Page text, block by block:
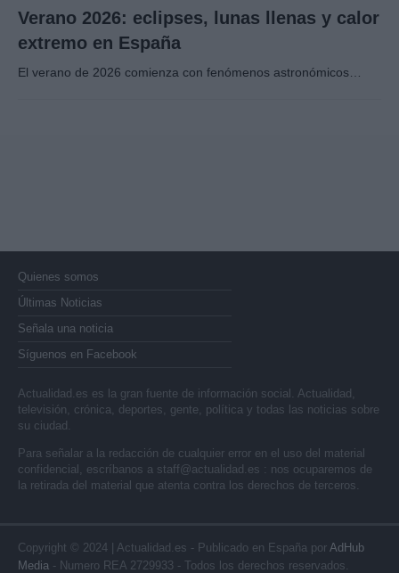
Verano 2026: eclipses, lunas llenas y calor
extremo en España
El verano de 2026 comienza con fenómenos astronómicos…
Quienes somos
Últimas Noticias
Señala una noticia
Síguenos en Facebook
Actualidad.es es la gran fuente de información social. Actualidad,
televisión, crónica, deportes, gente, política y todas las noticias sobre
su ciudad.
Para señalar a la redacción de cualquier error en el uso del material
confidencial, escríbanos a staff@actualidad.es : nos ocuparemos de
la retirada del material que atenta contra los derechos de terceros.
Copyright © 2024 | Actualidad.es - Publicado en España por AdHub
Media - Numero REA 2729933 - Todos los derechos reservados.